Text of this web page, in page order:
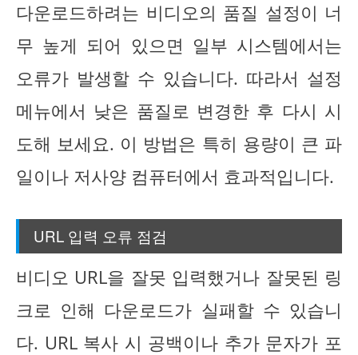
다운로드하려는 비디오의 품질 설정이 너
무 높게 되어 있으면 일부 시스템에서는
오류가 발생할 수 있습니다. 따라서 설정
메뉴에서 낮은 품질로 변경한 후 다시 시
도해 보세요. 이 방법은 특히 용량이 큰 파
일이나 저사양 컴퓨터에서 효과적입니다.
URL 입력 오류 점검
비디오 URL을 잘못 입력했거나 잘못된 링
크로 인해 다운로드가 실패할 수 있습니
다. URL 복사 시 공백이나 추가 문자가 포